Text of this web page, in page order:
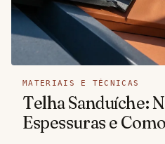
MATERIAIS E TÉCNICAS
Telha Sanduíche:
Espessuras e